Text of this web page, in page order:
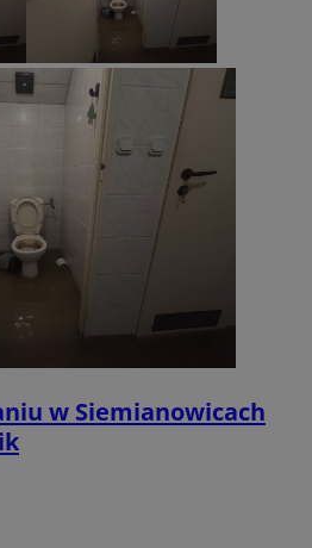
w Siemianowicach